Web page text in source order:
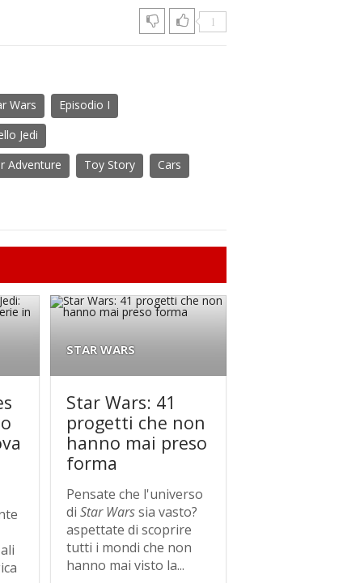
1
Wars
Episodio I
Jedi
Adventure Toy Story
Cars
STAR WARS
Star Wars: 41
progetti che non
hanno mai preso
forma
Pensate che l'universo
diStar Warssia vasto?
aspettate di scoprire
tutti i mondi che non
hanno mai visto la...